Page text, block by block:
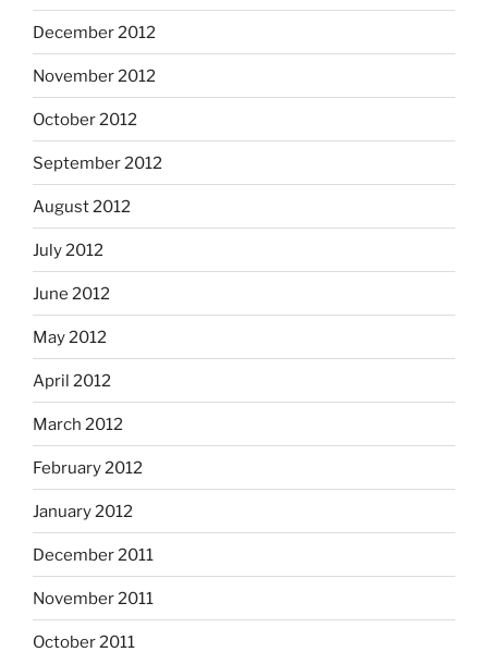
December 2012
November 2012
October 2012
September 2012
August 2012
July 2012
June 2012
May 2012
April 2012
March 2012
February 2012
January 2012
December 2011
November 2011
October 2011